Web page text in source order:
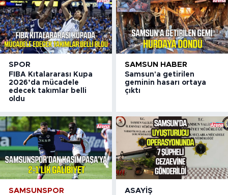
SPOR
FIBA Kıtalararası Kupa
2026’da mücadele
edecek takımlar belli
oldu
SAMSUN HABER
Samsun'a getirilen
geminin hasarı ortaya
çıktı
SAMSUNSPOR ASAYIŞ